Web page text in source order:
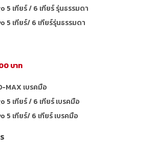
5 เกียร์ / 6 เกียร์ รุ่นธรรมดา
5 เกียร์/ 6 เกียร์รุ่นธรรมดา
บาท
MAX เบรคมือ
5 เกียร์ / 6 เกียร์ เบรคมือ
5 เกียร์/ 6 เกียร์ เบรคมือ